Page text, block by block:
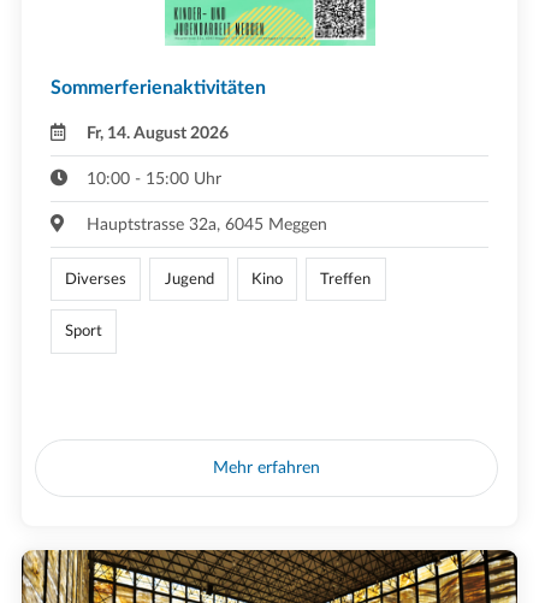
Sommerferienaktivitäten
Fr, 14. August 2026
10:00 - 15:00 Uhr
Hauptstrasse 32a, 6045 Meggen
Diverses Jugend Kino Treffen
Sport
Mehr erfahren